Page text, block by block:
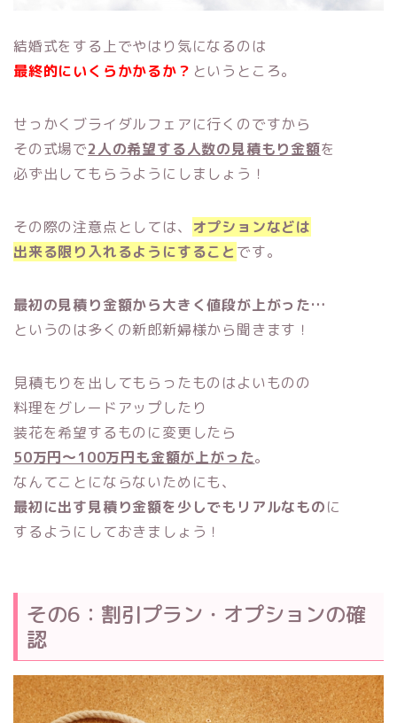
結婚式をする上でやはり気になるのは
最終的にいくらかかるか？ というところ。
せっかくブライダルフェアに行くのですから
その式場で2人の希望する人数の見積もり金額を
必ず出してもらうようにしましょう！
その際の注意点としては、
オプションなどは
出来る限り入れるようにすること です。
最初の見積り金額から大きく値段が上がった…
というのは多くの新郎新婦様から聞きます！
見積もりを出してもらったものはよいものの
料理をグレードアップしたり
装花を希望するものに変更したら
50万円～100万円も金額が上がった。
なんてことにならないためにも、
最初に出す見積り金額を少しでもリアルなものに
するようにしておきましょう！
その6：割引プラン・オプションの確
認